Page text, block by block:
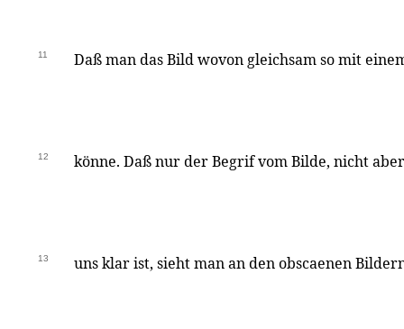
11 Daß man das Bild wovon gleichsam so mit
12 könne. Daß nur der Begrif vom Bilde, nicht
13 uns klar ist, sieht man an den obscaenen